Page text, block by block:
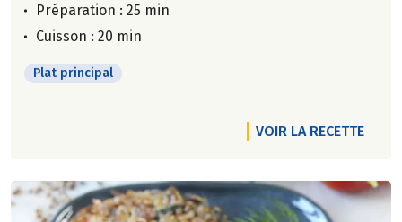
Préparation : 25 min
Cuisson : 20 min
Plat principal
VOIR LA RECETTE